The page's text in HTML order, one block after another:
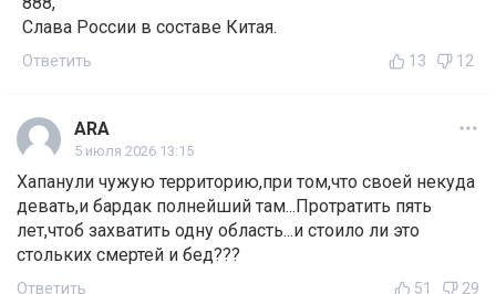
Слава России в составе Китая.
Ответить 13 12
ARA
5 июля 2026 13:15
Хапанули чужую территорию,при том,что своей некуда
девать,и бардак полнейший там...Протратить пять
лет,чтоб захватить одну область...и стоило ли это
стольких смертей и бед???
Ответить 51 29